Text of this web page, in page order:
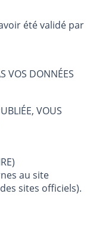
été validé par
VOS DONNÉES
VOUS
au site
sites officiels).